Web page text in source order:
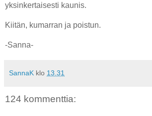
yksinkertaisesti kaunis.
Kiitän, kumarran ja poistun.
-Sanna-
SannaK klo 13.31
124 kommenttia: